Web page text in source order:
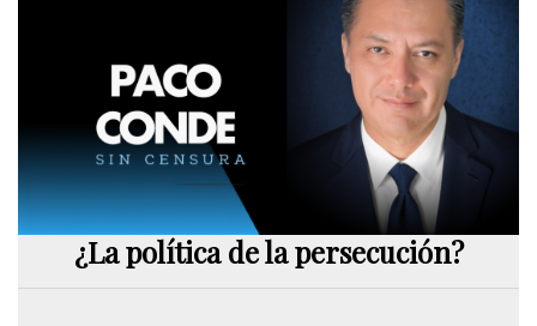
¿La política de la persecución?